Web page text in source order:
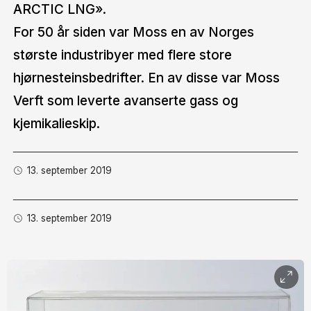
ARCTIC LNG».
For 50 år siden var Moss en av Norges
største industribyer med flere store
hjørnesteinsbedrifter. En av disse var Moss
Verft som leverte avanserte gass og
kjemikalieskip.
13. september 2019
13. september 2019